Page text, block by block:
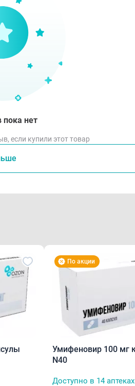
нет
если купили этот товар
По акции
Умифеновир 100 мг
N40
Доступно в 14 аптеках